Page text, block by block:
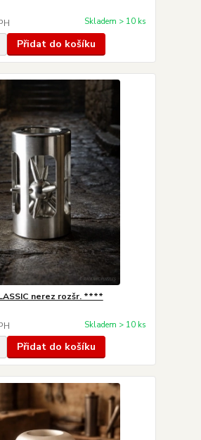
Skladem > 10 ks
Přidat do košíku
nerez rozšr. ****
Skladem > 10 ks
Přidat do košíku